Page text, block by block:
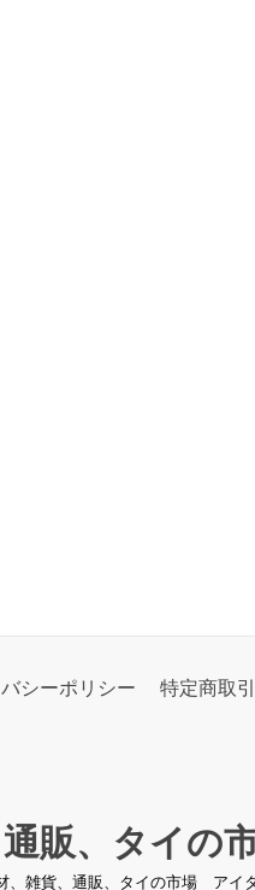
シーポリシー 特定商取
通販、タイ
、雑貨、通販、タイの市場 アイ